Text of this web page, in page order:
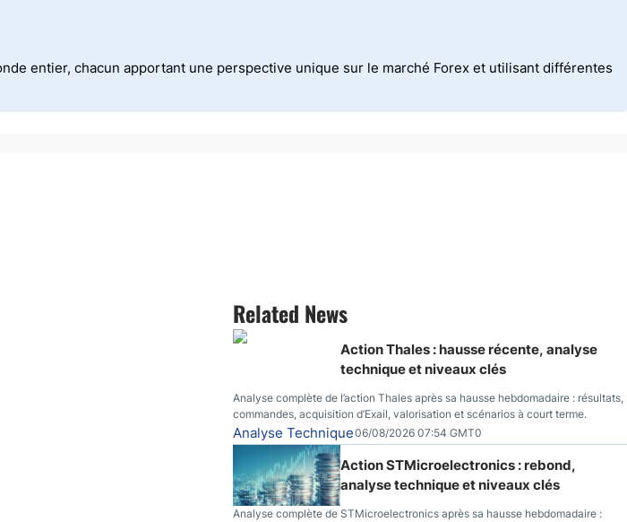
entier, chacun apportant une perspective unique sur le marché Forex et utilisant différentes
Related News
Action Thales : hausse récente, analyse
technique et niveaux clés
Analyse complète de l’action Thales après sa hausse hebdomadaire : résultats,
commandes, acquisition d’Exail, valorisation et scénarios à court terme.
Analyse Technique06/08/2026 07:54 GMT0
Action STMicroelectronics : rebond,
analyse technique et niveaux clés
Analyse complète de STMicroelectronics après sa hausse hebdomadaire :